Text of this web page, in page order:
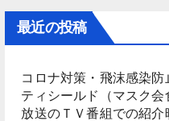
最近の投稿
コロナ対策・飛沫感染
ティシールド（マスク
放送のＴＶ番組での紹介